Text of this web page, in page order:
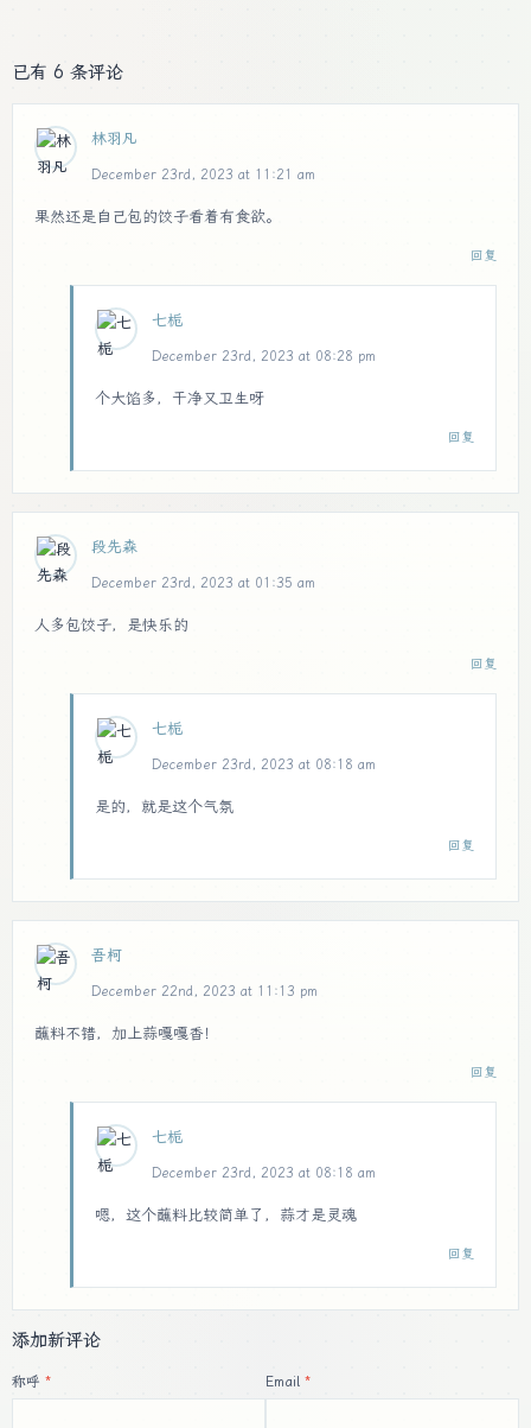
已有 6 条评论
林羽凡
December 23rd, 2023 at 11:21 am
果然还是自己包的饺子看着有食欲。
回复
七栀
December 23rd, 2023 at 08:28 pm
个大馅多，干净又卫生呀
回复
段先森
December 23rd, 2023 at 01:35 am
人多包饺子，是快乐的
回复
七栀
December 23rd, 2023 at 08:18 am
是的，就是这个气氛
回复
吾柯
December 22nd, 2023 at 11:13 pm
蘸料不错，加上蒜嘎嘎香！
回复
七栀
December 23rd, 2023 at 08:18 am
嗯，这个蘸料比较简单了，蒜才是灵魂
回复
添加新评论
称呼 Email